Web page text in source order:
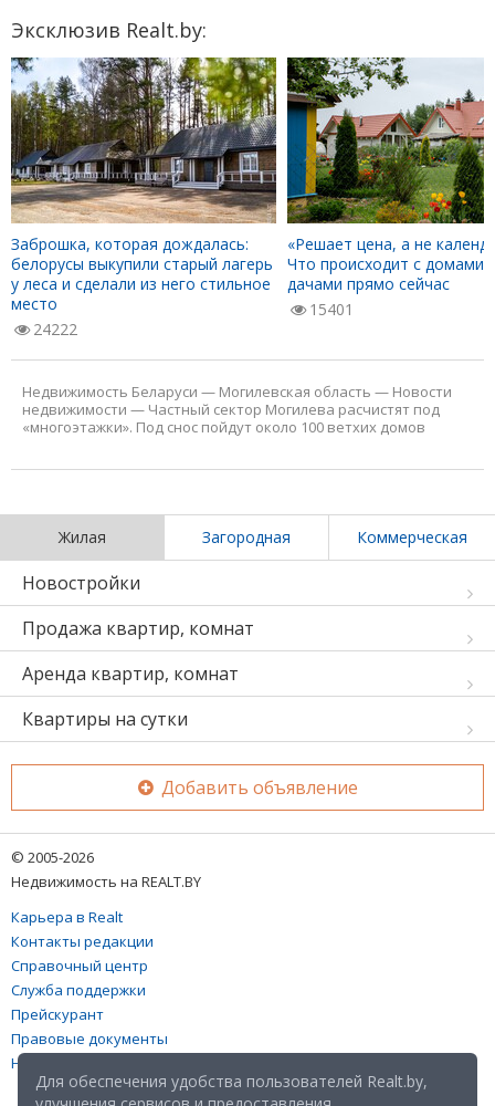
Эксклюзив Realt.by:
Заброшка, которая дождалась:
белорусы выкупили старый лагерь
у леса и сделали из него стильное
место
24222
«Решает цена, а не
Что происходит с домами
дачами прямо сейчас
15401
Недвижимость Беларуси — Могилевская область — Новости
недвижимости — Частный сектор Могилева расчистят под
«многоэтажки». Под снос пойдут около 100 ветхих домов
Жилая Загородная Коммерческая
Новостройки
Продажа квартир, комнат
Аренда квартир, комнат
Квартиры на сутки
Добавить объявление
© 2005-2026
Недвижимость на REALT.BY
Карьера в Realt
Контакты редакции
Справочный центр
Служба поддержки
Прейскурант
Правовые документы
Настройка файлов cookies
Для обеспечения удобства пользователей Realt.by,